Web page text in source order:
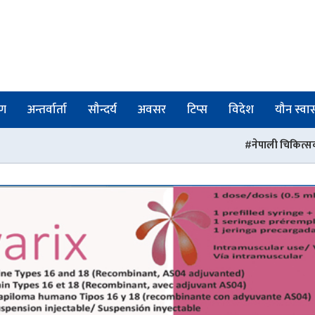
अन्तर्वार्ता सौन्दर्य अवसर टिप्स विदेश यौन
नेपाली चिकित्सकहरुको संस्था